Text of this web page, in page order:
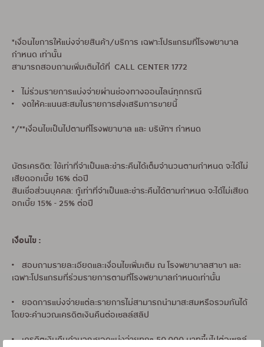
*เงื่อนไขการให้แบ่งจ่ายสินค้า/บริการ เฉพาะโปรแกรมที่โรงพยาบาล
กำหนด เท่านั้น
สามารถสอบถามเพิ่มเติมได้ที่ CALL CENTER 1772
• ไม่ร่วมรายการแบ่งจ่ายผ่านช่องทางออนไลน์ทุกกรณี
• งดให้คะแนนสะสมในรายการส่งเสริมการขายนี้
*/**เงื่อนไขเป็นไปตามที่โรงพยาบาล และ บริษัทฯ กำหนด
บัตรเครดิต: ใช้เท่าที่จำเป็นและชำระคืนได้เต็มจำนวนตามกำหนด จะได้ไม่
เสียดอกเบี้ย 16% ต่อปี
สินเชื่อส่วนบุคคล: กู้เท่าที่จำเป็นและชำระคืนได้ตามกำหนด จะได้ไม่เสียด
อกเบี้ย 15% - 25% ต่อปี
เงื่อนไข :
• สอบถามรายละเอียดและเงื่อนไขเพิ่มเติม ณ โรงพยาบาลสาขา และ
เฉพาะโปรแกรมที่ร่วมรายการตามที่โรงพยาบาลกำหนดเท่านั้น
• ยอดการแบ่งจ่ายแต่ละรายการไม่สามารถนำมาสะสมหรือรวมกันได้
โดยจะคำนวณเครดิตเงินคืนต่อเซลล์สลิป
• เครดิตเงินคืนคำนวณยอดแบ่งจ่ายทุกๆ 50,000 บาทขึ้นไปต่อเซลล์